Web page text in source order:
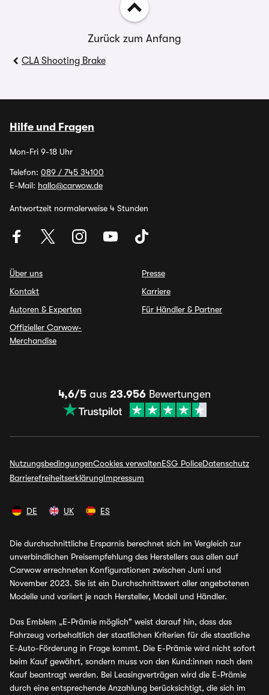
Zurück zum Anfang
CLA Shooting Brake
Hilfe und Fragen
Mon-Fri 9-18 Uhr
Telefon: 089 / 745 34100
E-Mail: hallo@carwow.de
Antwortzeit normalerweise 4 Stunden
Über uns
Kontakt
Autoren & Experten
Offizieller Carwow-
Merchandise
Presse
Karriere
Für Händler & Partner
4,6/5 aus 23.956 Bewertungen
NutzungsbedingungenCookies verwaltenESG PoliceDatenschutz
BarrierefreiheitserklärungImpressum
DE UK ES
Die durchschnittliche Ersparnis berechnet sich im Vergleich zur
unverbindlichen Preisempfehlung des Herstellers aus allen auf
Carwow errechneten Konfigurationen zwischen Juni und
November 2023. Sie ist ein Durchschnittswert aller angebotenen
Modelle und variiert je nach Hersteller, Modell und Händler.
Das Emblem „E-Prämie möglich" weist darauf hin, dass das
Fahrzeug vorbehaltlich der staatlichen Kriterien für die staatliche
E-Auto-Förderung in Frage kommt. Die E-Prämie wird nicht sofort
beim Kauf gewährt, sondern muss von den Kund:innen nach dem
Kauf beantragt werden. Bei Leasingverträgen wird die E-Prämie
durch eine entsprechende Anzahlung berücksichtigt, die sich im